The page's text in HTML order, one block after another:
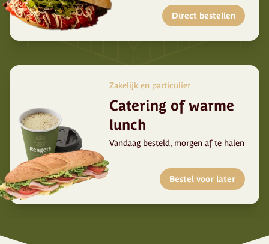
Direct bestellen
Zakelijk en particulier
Catering of warme
lunch
Vandaag besteld, morgen af te halen
Bestel voor later